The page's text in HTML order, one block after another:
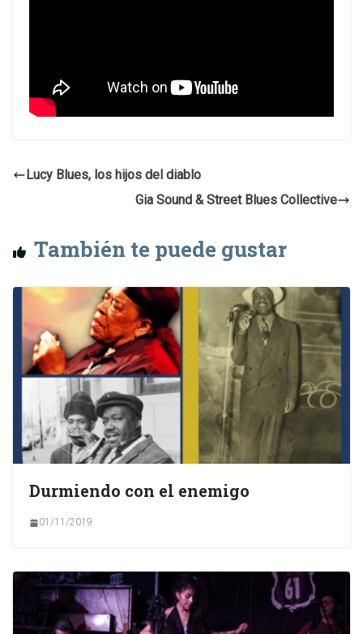
Lucy Blues, los hijos del diablo
Gia Sound & Street Blues Collective
También te puede gustar
Durmiendo con el enemigo
01/11/2019